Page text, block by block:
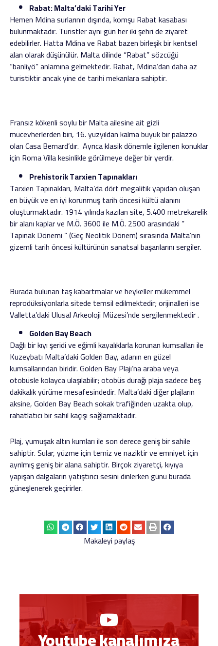
Rabat: Malta’daki Tarihi Yer
Hemen Mdina surlarının dışında, komşu Rabat kasabası
bulunmaktadır. Turistler aynı gün her iki şehri de ziyaret
edebilirler. Hatta Mdina ve Rabat bazen birleşik bir kentsel
alan olarak düşünülür. Malta dilinde “Rabat” sözcüğü
“banliyö” anlamına gelmektedir. Rabat, Mdina’dan daha az
turistiktir ancak yine de tarihi mekanlara sahiptir.
Fransız kökenli soylu bir Malta ailesine ait gizli
mücevherlerden biri, 16. yüzyıldan kalma büyük bir palazzo
olan Casa Bernard’dır. Ayrıca klasik dönemle ilgilenen konuklar
için Roma Villa kesinlikle görülmeye değer bir yerdir.
Prehistorik Tarxien Tapınakları
Tarxien Tapınakları, Malta’da dört megalitik yapıdan oluşan
en büyük ve en iyi korunmuş tarih öncesi kültü alanını
oluşturmaktadır. 1914 yılında kazılan site, 5.400 metrekarelik
bir alanı kaplar ve M.Ö. 3600 ile M.Ö. 2500 arasındaki ”
Tapınak Dönemi ” (Geç Neolitik Dönem) sırasında Malta’nın
gizemli tarih öncesi kültürünün sanatsal başarılarını sergiler.
Burada bulunan taş kabartmalar ve heykeller mükemmel
reprodüksiyonlarla sitede temsil edilmektedir; orijinalleri ise
Valletta’daki Ulusal Arkeoloji Müzesi’nde sergilenmektedir .
Golden Bay Beach
Dağlı bir kıyı şeridi ve eğimli kayalıklarla korunan kumsalları ile
Kuzeybatı Malta’daki Golden Bay, adanın en güzel
kumsallarından biridir. Golden Bay Plajı’na araba veya
otobüsle kolayca ulaşılabilir; otobüs durağı plaja sadece beş
dakikalık yürüme mesafesindedir. Malta’daki diğer plajların
aksine, Golden Bay Beach sokak trafiğinden uzakta olup,
rahatlatıcı bir sahil kaçışı sağlamaktadır.
Plaj, yumuşak altın kumları ile son derece geniş bir sahile
sahiptir. Sular, yüzme için temiz ve naziktir ve emniyet için
ayrılmış geniş bir alana sahiptir. Birçok ziyaretçi, kıyıya
yapışan dalgaların yatıştırıcı sesini dinlerken günü burada
güneşlenerek geçirirler.
Makaleyi paylaş